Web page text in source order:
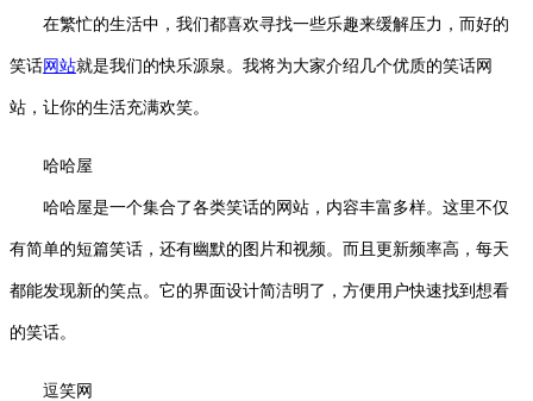
在繁忙的生活中，我们都喜欢寻找一些乐趣来缓解压力，而好的
笑话网站就是我们的快乐源泉。我将为大家介绍几个优质的笑话网
站，让你的生活充满欢笑。
哈哈屋
哈哈屋是一个集合了各类笑话的网站，内容丰富多样。这里不仅
有简单的短篇笑话，还有幽默的图片和视频。而且更新频率高，每天
都能发现新的笑点。它的界面设计简洁明了，方便用户快速找到想看
的笑话。
逗笑网